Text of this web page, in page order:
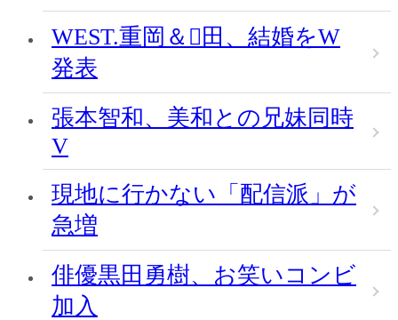
WEST.重岡＆田、結婚をW
発表
張本智和、美和との兄妹同時
V
現地に行かない「配信派」が
急増
俳優黒田勇樹、お笑いコンビ
加入